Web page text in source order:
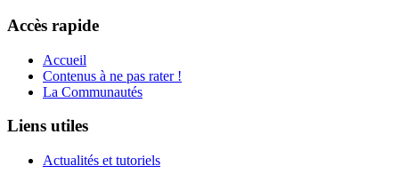
Accès rapide
Accueil
Contenus à ne pas rater !
La Communautés
Liens utiles
Actualités et tutoriels